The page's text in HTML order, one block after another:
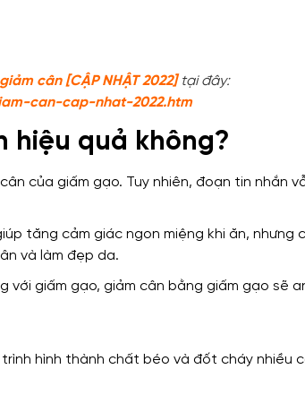
cân [CẬP NHẬT 2022]tại đây:
can-cap-nhat-2022.htm
hiệu quả không?
của giấm gạo. Tuy nhiên, đoạn tin nhắn
tăng cảm giác ngon miệng khi ăn, nhưng
và làm đẹp da.
với giấm gạo, giảm cân bằng giấm gạo sẽ
hình thành chất béo và đốt cháy nhiều